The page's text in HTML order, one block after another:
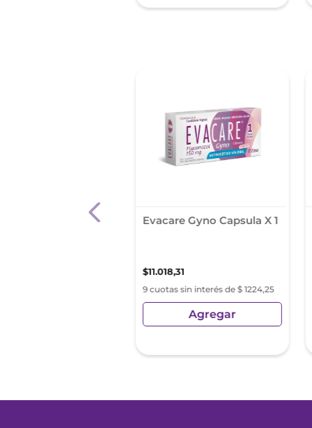
Gel 1% Gel X Evacare Gyno Capsula X 1
$11.018,31
9 cuotas sin interés de $ 1224,25
Agregar